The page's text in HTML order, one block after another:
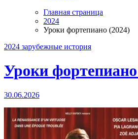
Главная страница
2024
Уроки фортепиано (2024)
2024 зарубежные история
Уроки
30.06.2026